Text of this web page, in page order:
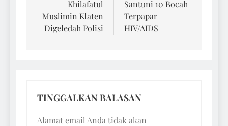
Khilafatul
Muslimin Klaten
Digeledah Polisi
Santuni 10 Bocah
Terpapar
HIV/AIDS
TINGGALKAN BALASAN
Alamat email Anda tidak akan